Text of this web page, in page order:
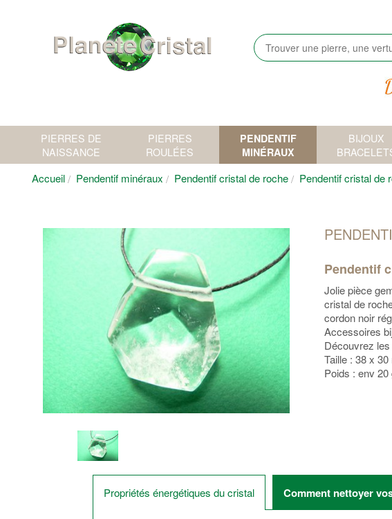
PIERRES DE
NAISSANCE
PIERRES
ROULÉES
PENDENTIF
MINÉRAUX
BIJOUX
Accueil Pendentif minéraux Pendentif cristal de roche Pendentif cristal de
Pendentif
Jolie pièce
cristal de
cordon noir
Accessoires
Découvrez
Taille : 38 x 30
Poids : env 20
Propriétés énergétiques du cristal Comment nettoyer